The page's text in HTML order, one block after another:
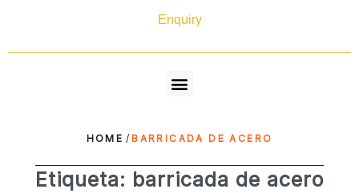
Enquiry
HOME / BARRICADA DE ACERO
Etiqueta: barricada de acero